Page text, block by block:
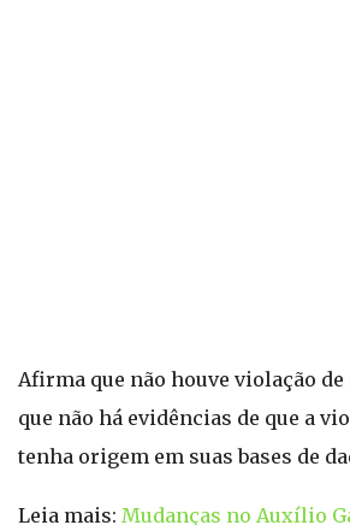
Afirma que não houve violação de
que não há evidências de que a
tenha origem em suas bases de
Leia mais: Mudanças no Auxílio